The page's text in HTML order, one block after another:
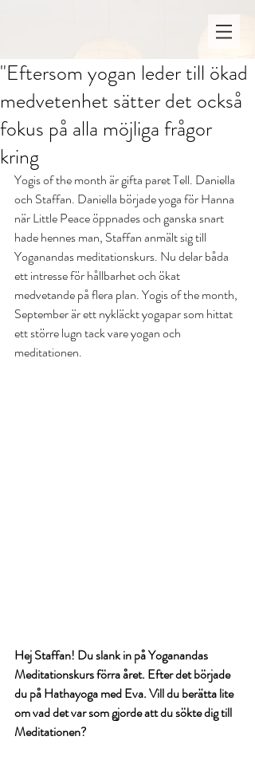
"Eftersom yogan leder till ökad
medvetenhet sätter det också
fokus på alla möjliga frågor
kring
Yogis of the month är gifta paret Tell. Daniella
och Staffan. Daniella började yoga för Hanna
när Little Peace öppnades och ganska snart
hade hennes man, Staffan anmält sig till
Yoganandas meditationskurs. Nu delar båda
ett intresse för hållbarhet och ökat
medvetande på flera plan. Yogis of the month,
September är ett nykläckt yogapar som hittat
ett större lugn tack vare yogan och
meditationen.
Hej Staffan! Du slank in på Yoganandas
Meditationskurs förra året. Efter det började
du på Hathayoga med Eva. Vill du berätta lite
om vad det var som gjorde att du sökte dig till
Meditationen?